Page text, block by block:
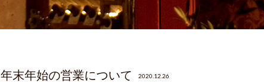
年末年始の営業について 2020.12.26